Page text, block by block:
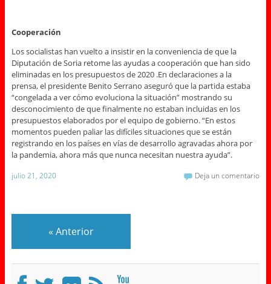
Cooperación
Los socialistas han vuelto a insistir en la conveniencia de que la
Diputación de Soria retome las ayudas a cooperación que han sido
eliminadas en los presupuestos de 2020 .En declaraciones a la
prensa, el presidente Benito Serrano aseguró que la partida estaba
“congelada a ver cómo evoluciona la situación” mostrando su
desconocimiento de que finalmente no estaban incluidas en los
presupuestos elaborados por el equipo de gobierno. “En estos
momentos pueden paliar las difíciles situaciones que se están
registrando en los países en vías de desarrollo agravadas ahora por
la pandemia, ahora más que nunca necesitan nuestra ayuda”.
julio 21, 2020 Deja un comentario
« Anterior